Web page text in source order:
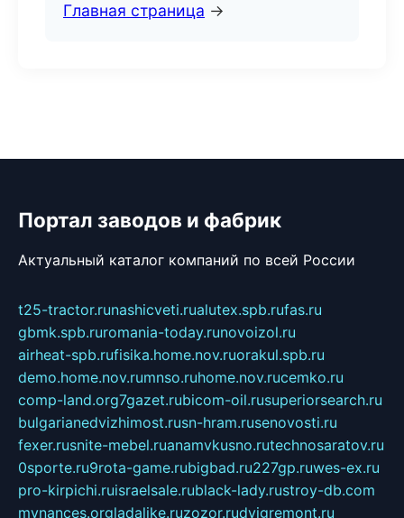
Главная страница →
Портал заводов и фабрик
Актуальный каталог компаний по всей России
t25-tractor.runashicveti.rualutex.spb.rufas.ru
gbmk.spb.ruromania-today.runovoizol.ru
airheat-spb.rufisika.home.nov.ruorakul.spb.ru
demo.home.nov.rumnso.ruhome.nov.rucemko.ru
comp-land.org7gazet.rubicom-oil.rusuperiorsearch.ru
bulgarianedvizhimost.rusn-hram.rusenovosti.ru
fexer.rusnite-mebel.ruanamvkusno.rutechnosaratov.ru
0sporte.ru9rota-game.rubigbad.ru227gp.ruwes-ex.ru
pro-kirpichi.ruisraelsale.rublack-lady.rustroy-db.com
mynances.orgladalike.ruzozor.rudvigremont.ru